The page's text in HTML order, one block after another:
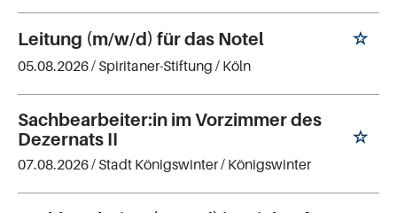
Leitung (m/w/d) für das Notel
05.08.2026 / Spiritaner-Stiftung / Köln
Sachbearbeiter:in im Vorzimmer des
Dezernats II
07.08.2026 / Stadt Königswinter/ Königswinter